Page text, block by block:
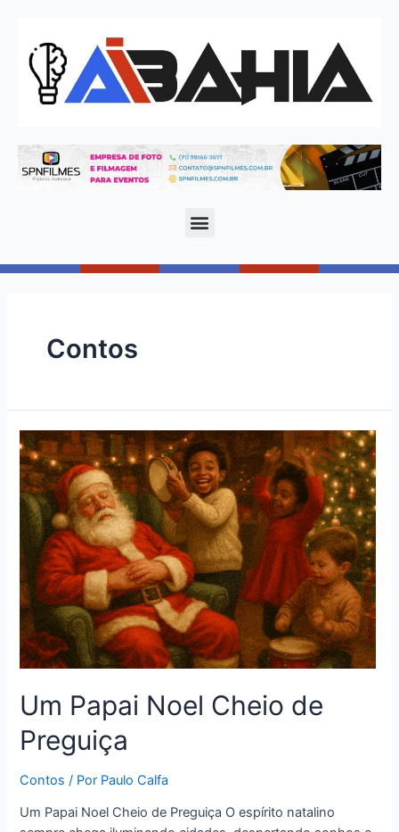
Contos
Um Papai Noel Cheio de
Preguiça
Contos / Por Paulo Calfa
Um Papai Noel Cheio de Preguiça O espírito natalino